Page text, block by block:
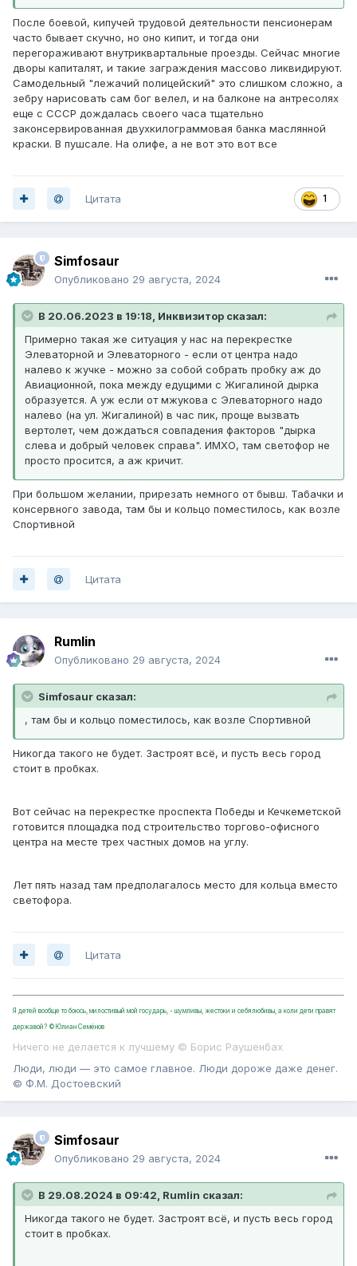
После боевой, кипучей трудовой деятельности пенсионерам
часто бывает скучно, но оно кипит, и тогда они
перегораживают внутриквартальные проезды. Сейчас многие
дворы капиталят, и такие заграждения массово ликвидируют.
Самодельный "лежачий полицейский" это слишком сложно, а
зебру нарисовать сам бог велел, и на балконе на антресолях
еще с СССР дождалась своего часа тщательно
законсервированная двухкилограммовая банка маслянной
краски. В пушсале. На олифе, а не вот это вот все
1
Цитата
Simfosaur
Опубликовано 29 августа, 2024
В 20.06.2023 в 19:18, Инквизитор сказал:
Примерно такая же ситуация у нас на перекрестке
Элеваторной и Элеваторного - если от центра надо
налево к жучке - можно за собой собрать пробку аж до
Авиационной, пока между едущими с Жигалиной дырка
образуется. А уж если от мжукова с Элеваторного надо
налево (на ул. Жигалиной) в час пик, проще вызвать
вертолет, чем дождаться совпадения факторов "дырка
слева и добрый человек справа". ИМХО, там светофор не
просто просится, а аж кричит.
При большом желании, прирезать немного от бывш. Табачки и
консервного завода, там бы и кольцо поместилось, как возле
Спортивной
Цитата
Rumlin
Опубликовано 29 августа, 2024
Simfosaur сказал:
, там бы и кольцо поместилось, как возле Спортивной
Никогда такого не будет. Застроят всё, и пусть весь город
стоит в пробках.
Вот сейчас на перекрестке проспекта Победы и Кечкеметской
готовится площадка под строительство торгово-офисного
центра на месте трех частных домов на углу.
Лет пять назад там предполагалось место для кольца вместо
светофора.
Цитата
Я детей вообще то боюсь, милостивый мой государь, - шумливы, жестоки и себялюбивы, а коли дети правят
державой? ©Юлиан Семёнов
Ничего не делается к лучшему © Борис Раушенбах
Люди, люди — это самое главное. Люди дороже даже денег.
© Ф.М. Достоевский
Simfosaur
Опубликовано 29 августа, 2024
В 29.08.2024 в 09:42, Rumlin сказал:
Никогда такого не будет. Застроят всё, и пусть весь город
стоит в пробках.